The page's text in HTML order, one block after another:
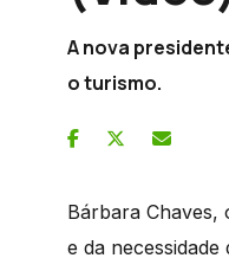
A nova
o turismo.
Bárbara Chaves,
e da